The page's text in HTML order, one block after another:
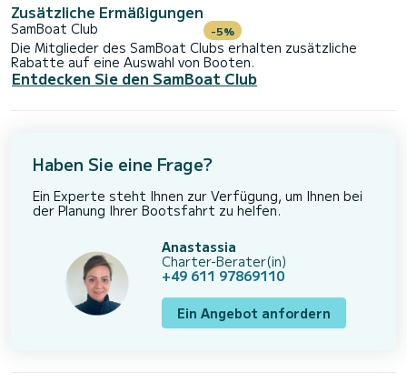
Zusätzliche Ermäßigungen
SamBoat Club -5%
Die Mitglieder des SamBoat Clubs erhalten zusätzliche
Rabatte auf eine Auswahl von Booten.
Entdecken Sie den SamBoat Club
Haben Sie eine Frage?
Ein Experte steht Ihnen zur Verfügung, um Ihnen bei
der Planung Ihrer Bootsfahrt zu helfen.
Anastassia
Charter-Berater(in)
+49 611 97869110
Ein Angebot anfordern